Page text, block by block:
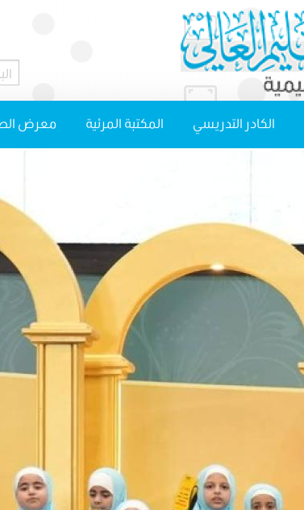
الكادر التدريسي المكتبة المرئية معرض